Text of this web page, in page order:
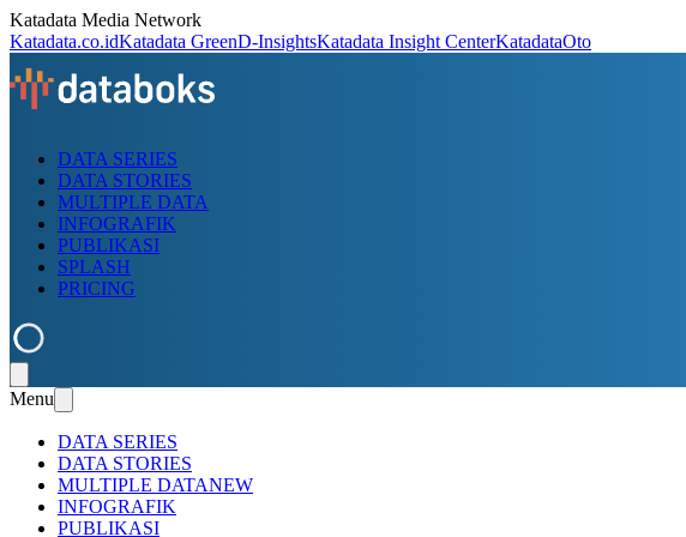
Katadata Media Network
Katadata.co.idKatadata GreenD-InsightsKatadata Insight CenterKatadataOto
DATA SERIES
DATA STORIES
MULTIPLE DATA
INFOGRAFIK
PUBLIKASI
SPLASH
PRICING
Menu
DATA SERIES
DATA STORIES
MULTIPLE DATANEW
INFOGRAFIK
PUBLIKASI